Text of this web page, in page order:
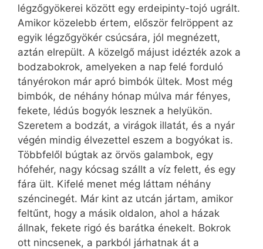
légzőgyökerei között egy erdei­pinty-tojó ugrált.
Amikor közelebb értem, először felröppent az
egyik lég­zőgyökér csúcsára, jól megnézett,
aztán elrepült. A közelgő májust idézték azok a
bodzabokrok, amelyeken a nap felé forduló
tányérokon már apró bimbók ültek. Most még
bimbók, de néhány hónap múlva már fényes,
fekete, lédús bogyók lesznek a helyükön.
Szeretem a bodzát, a virágok illatát, és a nyár
végén mindig élvezettel eszem a bogyókat is.
Többfelől búgtak az örvös galambok, egy
hófehér, nagy kócsag szállt a víz felett, és egy
fára ült. Kifelé menet még láttam néhány
széncinegét. Már kint az utcán jártam, amikor
feltűnt, hogy a másik oldalon, ahol a házak
állnak, fekete rigó és barátka énekelt. Bokrok
ott nincsenek, a parkból járhatnak át a